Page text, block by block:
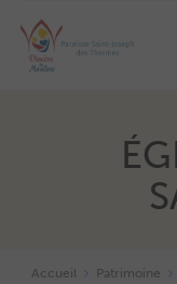
Accueil Patrimoine